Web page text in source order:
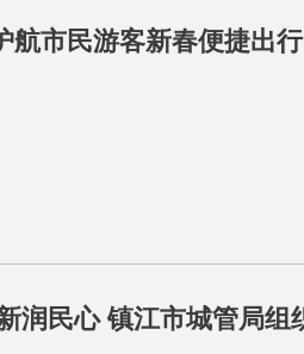
航市民游客新春便捷出行
润民心 镇江市城管局